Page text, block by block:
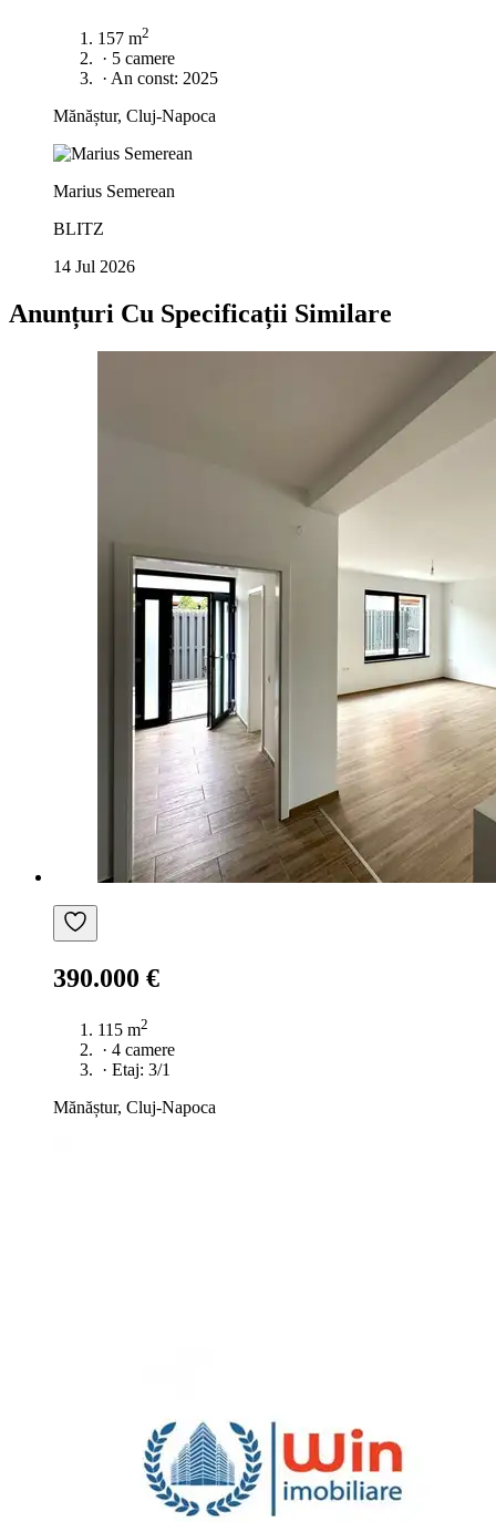
157 m2
· 5 camere
· An const: 2025
Mănăștur, Cluj-Napoca
Marius Semerean
BLITZ
14 Jul 2026
Anunțuri Cu Specificații Similare
390.000 €
115 m2
· 4 camere
· Etaj: 3/1
Mănăștur, Cluj-Napoca